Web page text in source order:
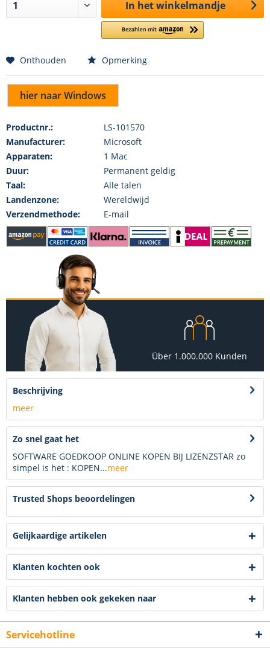
In het winkelmandje
Onthouden Opmerking
hier naar Windows
Productnr.:
LS-101570
Manufacturer:
Microsoft
Apparaten:
1 Mac
Duur:
Permanent geldig
Taal:
Alle talen
Landenzone:
Wereldwijd
Verzendmethode:
E-mail
Über 1.000.000 Kunden
Beschrijving
meer
Zo snel gaat het
SOFTWARE GOEDKOOP ONLINE KOPEN BIJ LIZENZSTAR zo
simpel is het : KOPEN...meer
Trusted Shops beoordelingen
Gelijkaardige artikelen
Klanten kochten ook
Klanten hebben ook gekeken naar
Servicehotline